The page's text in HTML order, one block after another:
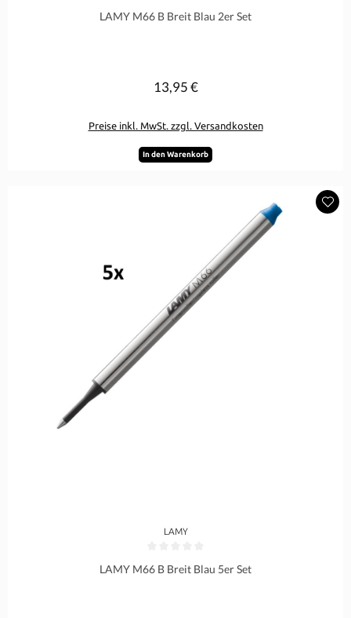
LAMY M66 B Breit Blau 2er Set
Regulärer Preis:
13,95 €
Preise inkl. MwSt. zzgl. Versandkosten
In den Warenkorb
LAMY
LAMY M66 B Breit Blau 5er Set